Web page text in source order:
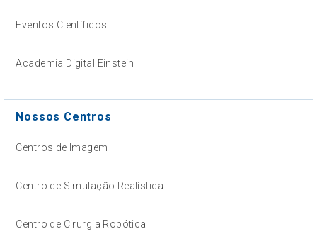
Eventos Científicos
Academia Digital Einstein
Nossos Centros
Centros de Imagem
Centro de Simulação Realística
Centro de Cirurgia Robótica